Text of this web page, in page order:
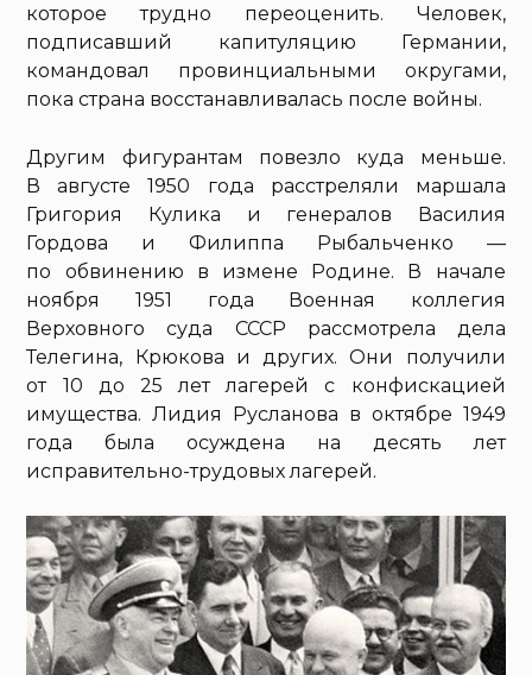
которое трудно переоценить. Человек,
подписавший капитуляцию Германии,
командовал провинциальными округами,
пока страна восстанавливалась после войны.
Другим фигурантам повезло куда меньше.
В августе 1950 года расстреляли маршала
Григория Кулика и генералов Василия
Гордова и Филиппа Рыбальченко —
по обвинению в измене Родине. В начале
ноября 1951 года Военная коллегия
Верховного суда СССР рассмотрела дела
Телегина, Крюкова и других. Они получили
от 10 до 25 лет лагерей с конфискацией
имущества. Лидия Русланова в октябре 1949
года была осуждена на десять лет
исправительно-трудовых лагерей.